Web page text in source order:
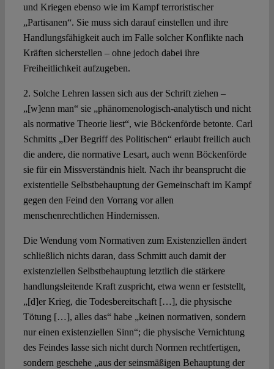
und Kriegen ebenso wie im Kampf terroristischer
„Partisanen“. Sie muss sich darauf einstellen und ihre
Handlungsfähigkeit auch im Falle solcher Konflikte nach
Kräften sicherstellen – ohne jedoch dabei ihre
Freiheitlichkeit aufzugeben.
2. Solche Lehren lassen sich aus der Schrift ziehen –
„[w]enn man“ sie „phänomenologisch-analytisch und nicht
als normative Theorie liest“, wie Böckenförde betonte. Carl
Schmitts „Der Begriff des Politischen“ erlaubt freilich auch
die andere, die normative Lesart, auch wenn Böckenförde
sie für ein Missverständnis hielt. Nach ihr beansprucht die
existentielle Selbstbehauptung der Gemeinschaft im Kampf
gegen den Feind den Vorrang vor allen
menschenrechtlichen Hindernissen.
Die Wendung vom Normativen zum Existenziellen ändert
schließlich nichts daran, dass Schmitt auch damit der
existenziellen Selbstbehauptung letztlich die stärkere
handlungsleitende Kraft zuspricht, etwa wenn er feststellt,
„[d]er Krieg, die Todesbereitschaft […], die physische
Tötung […], alles das“ habe „keinen normativen, sondern
nur einen existenziellen Sinn“; die physische Vernichtung
des Feindes lasse sich nicht durch Normen rechtfertigen,
sondern geschehe „aus der seinsmäßigen Behauptung der